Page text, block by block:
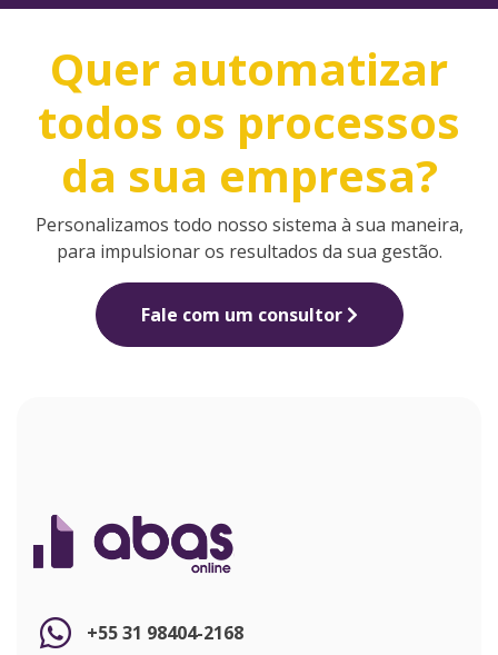
Quer automatizar
todos os processos
da sua empresa?
Personalizamos todo nosso sistema à sua maneira,
para impulsionar os resultados da sua gestão.
Fale com um consultor
+55 31 98404-2168